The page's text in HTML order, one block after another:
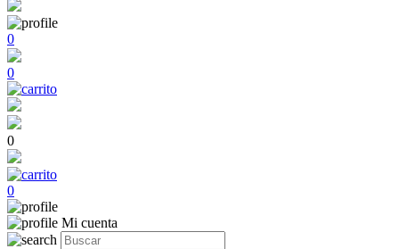
0
0
0
0
Mi cuenta